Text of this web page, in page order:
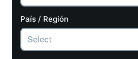
País / Región